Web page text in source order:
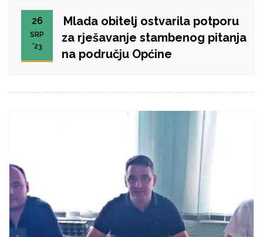
26
SRP
'23
Mlada obitelj ostvarila potporu
za rješavanje stambenog pitanja
na području Općine